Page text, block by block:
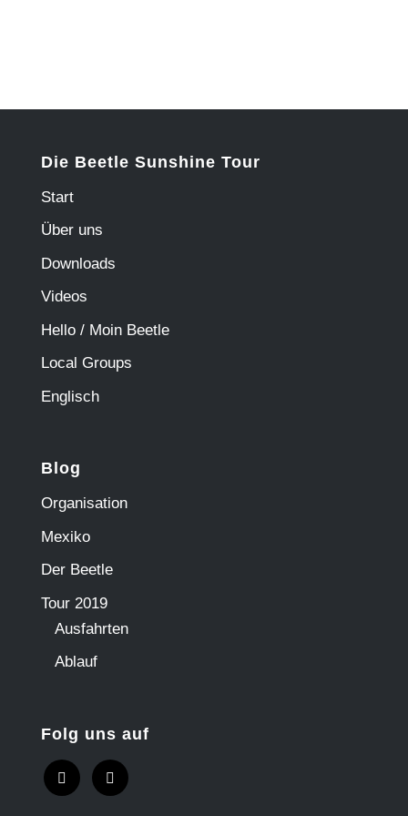
Die Beetle Sunshine Tour
Start
Über uns
Downloads
Videos
Hello / Moin Beetle
Local Groups
Englisch
Blog
Organisation
Mexiko
Der Beetle
Tour 2019
Ausfahrten
Ablauf
Folg uns auf